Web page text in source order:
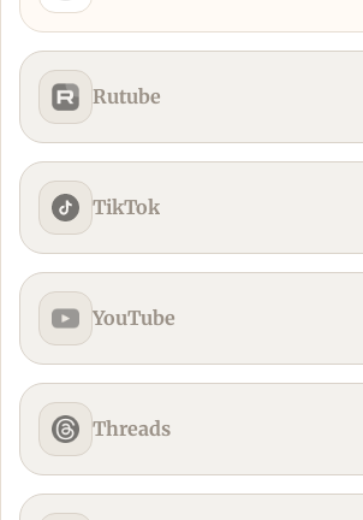
Rutube
TikTok
YouTube
Threads